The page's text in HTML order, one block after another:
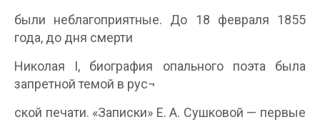
были неблагоприятные. До 18 февраля 1855
года, до дня смерти
Николая I, биография опального поэта была
запретной темой в рус¬
ской печати. «Записки» Е. А. Сушковой — первые